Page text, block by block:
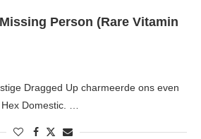
Person (Rare Vitamin
Dragged Up charmeerde ons even
Domestic. …